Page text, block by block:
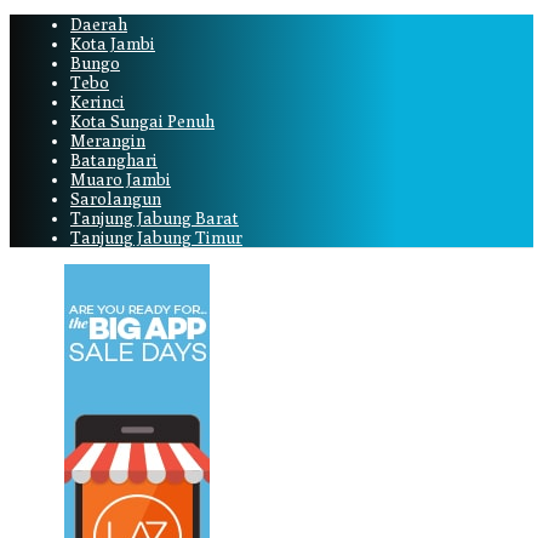
Daerah
Kota Jambi
Bungo
Tebo
Kerinci
Kota Sungai Penuh
Merangin
Batanghari
Muaro Jambi
Sarolangun
Tanjung Jabung Barat
Tanjung Jabung Timur